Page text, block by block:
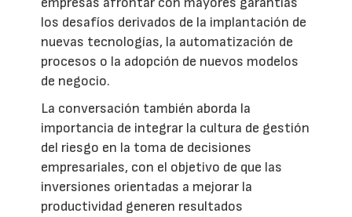
los desafíos derivados de la implantación de
nuevas tecnologías, la automatización de
procesos o la adopción de nuevos modelos
de negocio.
La conversación también aborda la
importancia de integrar la cultura de gestión
del riesgo en la toma de decisiones
empresariales, con el objetivo de que las
inversiones orientadas a mejorar la
productividad generen resultados